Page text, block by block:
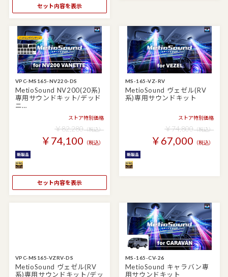
セット内容を表示
VPC-MS165-NV220-DS
MetioSound NV200(20系)
専用サウンドキット/デッド
ニ…
ストア特別価格
￥82,280（税込）
￥74,100 （税込）
セット内容を表示
MS-165-VZ-RV
MetioSound ヴェゼル(RV
系)専用サウンドキット
ストア特別価格
￥74,800（税込）
￥67,000 （税込）
VPC-MS165-VZRV-DS
MetioSound ヴェゼル(RV
系)専用サウンドキット/デッ
MS-165-CV-26
MetioSound キャラバン専
用サウンドキット